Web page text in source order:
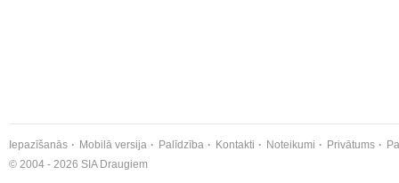
Iepazīšanās Mobilā versija Palīdzība Kontakti Noteikumi Privātums
© 2004 - 2026 SIA Draugiem